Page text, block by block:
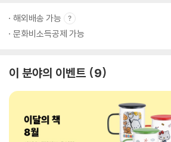
해외배송 가능
문화비소득공제 가능
이 분야의 이벤트 9